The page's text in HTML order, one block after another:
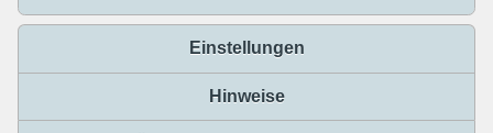
Einstellungen
Hinweise